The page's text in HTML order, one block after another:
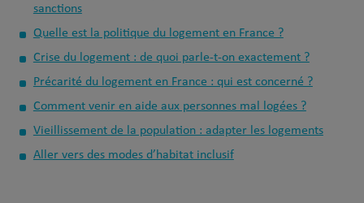
sanctions
Quelle est la politique du logement en France ?
Crise du logement : de quoi parle-t-on exactement ?
Précarité du logement en France : qui est concerné ?
Comment venir en aide aux personnes mal logées ?
Vieillissement de la population : adapter les logements
Aller vers des modes d’habitat inclusif